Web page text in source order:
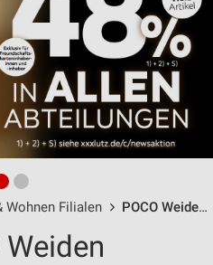
Wohnen Filialen POCO Weiden / Dr.-Martin-Luther-Straße 37 - Öffnungszeiten & Adresse
Weiden